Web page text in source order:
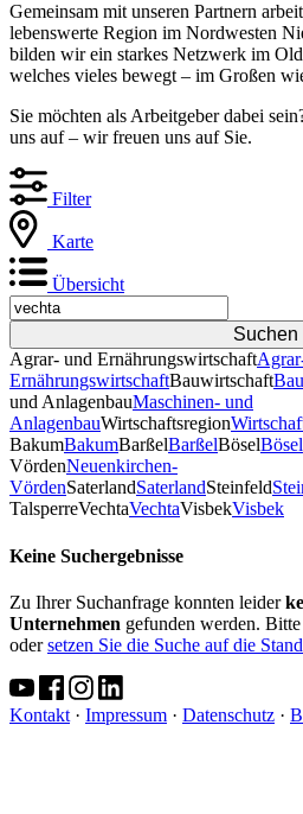
Gemeinsam mit unseren Partnern
lebenswerte Region im Nordwesten
bilden wir ein starkes Netzwerk im
welches vieles bewegt – im Großen
Sie möchten als Arbeitgeber dabei
uns auf – wir freuen uns auf Sie.
Filter
Karte
Übersicht
Agrar- und Ernährungswirtschaft
ErnährungswirtschaftBauwirtschaft
und AnlagenbauMaschinen- und
AnlagenbauWirtschaftsregion
BakumBakumBarßelBarßelBöselBösel
VördenNeuenkirchen-
VördenSaterlandSaterlandSteinfeld
TalsperreVechtaVechtaVisbekVisbek
Keine Suchergebnisse
Zu Ihrer Suchanfrage konnten leider
Unternehmen gefunden werden.
odersetzen Sie die Suche auf die
Kontakt · Impressum · Datenschutz ·